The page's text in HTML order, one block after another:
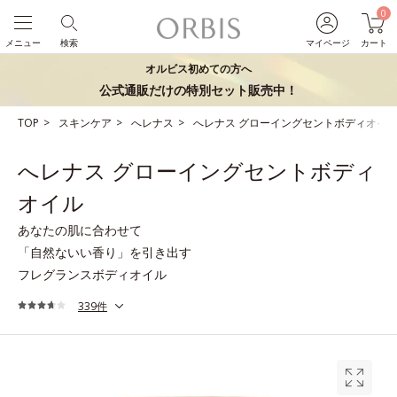
マイページ
0
カート
検索
メニュー
オルビス初めての方へ
公式通販だけの特別セット販売中！
TOP スキンケア へレナス へレナス グローイングセントボディオイル
へレナス グローイングセントボディ
オイル
あなたの肌に合わせて
「自然ないい香り」を引き出す
フレグランスボディオイル
339件